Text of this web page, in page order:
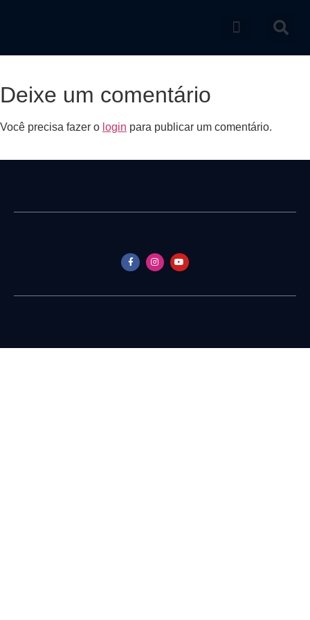
Deixe um comentário
Você precisa fazer o login para publicar um comentário.